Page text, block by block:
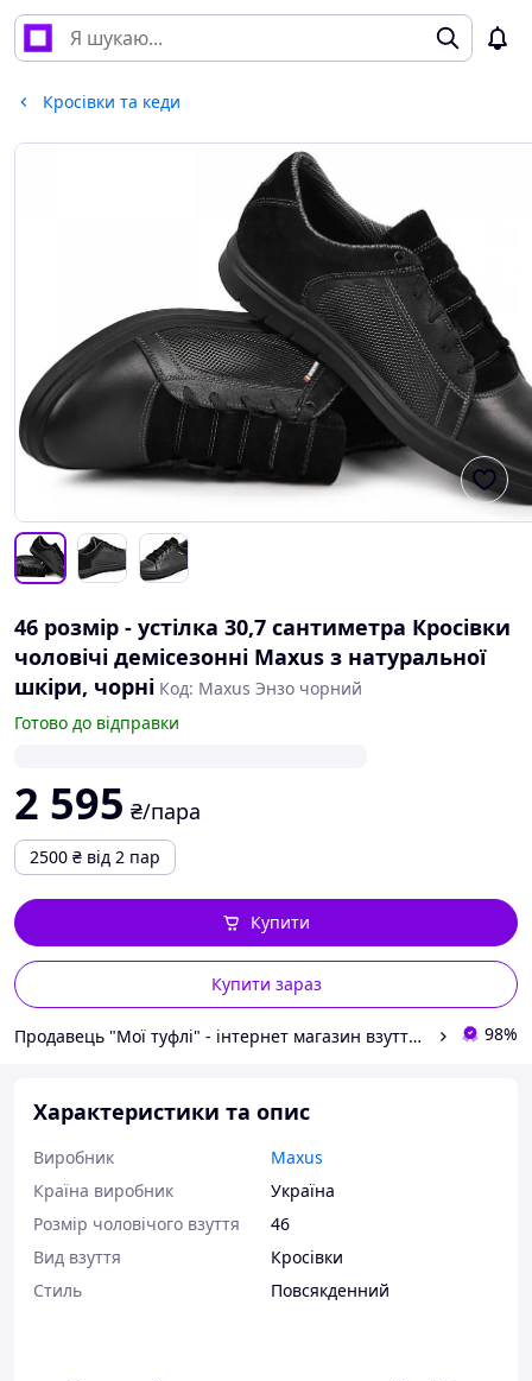
Кросівки та кеди
46 розмір - устілка 30,7 сантиметра Кросівки
чоловічі демісезонні Maxus з натуральної
шкіри, чорні Код: Maxus Энзо чорний
Готово до відправки
2 595 ₴/пара
2500 ₴ від 2 пар
Купити зараз
Купити
Продавець "Мої туфлі" - інтернет магазин взуття на всі випадки життя. 98%
Характеристики та опис
Виробник
Maxus
Країна виробник
Україна
Розмір чоловічого взуття
46
Вид взуття
Кросівки
Стиль
Повсякденний